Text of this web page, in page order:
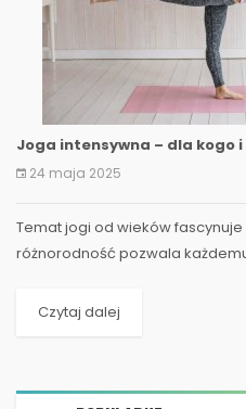
Joga intensywna – dla kogo
24 maja 2025
Temat jogi od wieków fascynuje
różnorodność pozwala
Czytaj dalej